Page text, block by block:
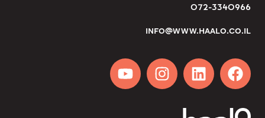
072-3340966
info@www.haalo.co.il